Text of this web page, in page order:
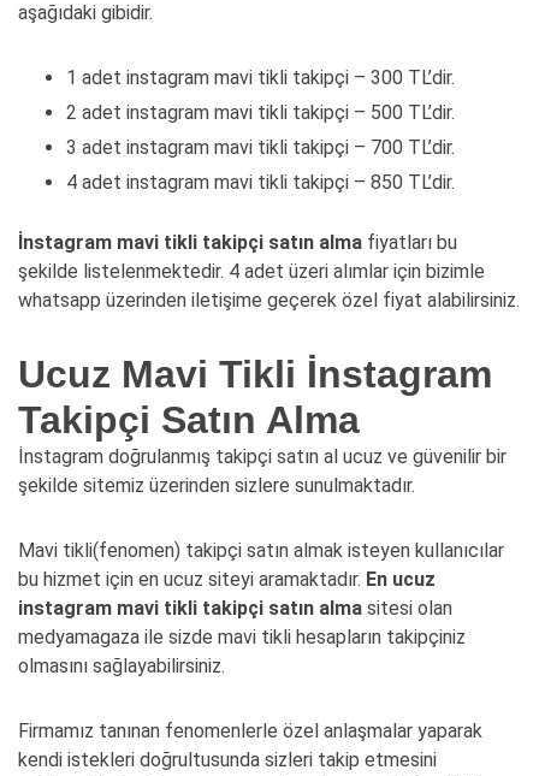
aşağıdaki gibidir.
1 adet instagram mavi tikli takipçi – 300 TL’dir.
2 adet instagram mavi tikli takipçi – 500 TL’dir.
3 adet instagram mavi tikli takipçi – 700 TL’dir.
4 adet instagram mavi tikli takipçi – 850 TL’dir.
İnstagram mavi tikli takipçi satın alma fiyatları bu
şekilde listelenmektedir. 4 adet üzeri alımlar için bizimle
whatsapp üzerinden iletişime geçerek özel fiyat alabilirsiniz.
Ucuz Mavi Tikli İnstagram
Takipçi Satın Alma
İnstagram doğrulanmış takipçi satın al ucuz ve güvenilir bir
şekilde sitemiz üzerinden sizlere sunulmaktadır.
Mavi tikli(fenomen) takipçi satın almak isteyen kullanıcılar
bu hizmet için en ucuz siteyi aramaktadır. En ucuz
instagram mavi tikli takipçi satın alma sitesi olan
medyamagaza ile sizde mavi tikli hesapların takipçiniz
olmasını sağlayabilirsiniz.
Firmamız tanınan fenomenlerle özel anlaşmalar yaparak
kendi istekleri doğrultusunda sizleri takip etmesini